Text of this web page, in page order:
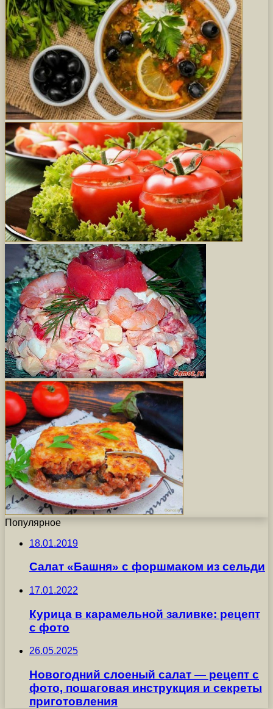
Популярное
18.01.2019
Салат «Башня» с форшмаком из сельди
17.01.2022
Курица в карамельной заливке: рецепт
с фото
26.05.2025
Новогодний слоеный салат — рецепт с
фото, пошаговая инструкция и секреты
приготовления